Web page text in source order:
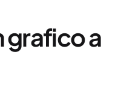
grafico a